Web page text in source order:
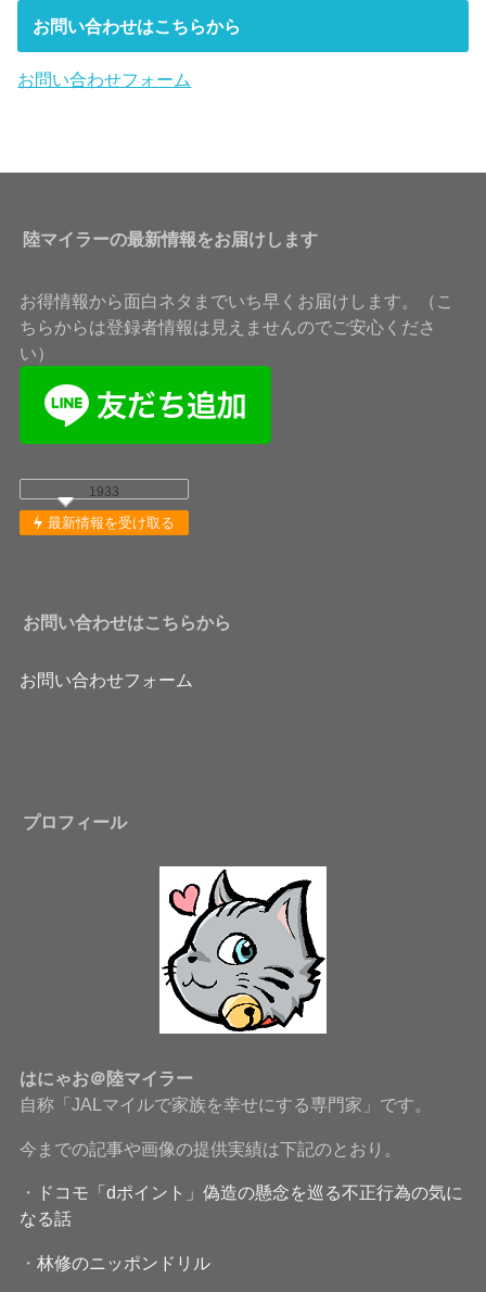
お問い合わせはこちらから
お問い合わせフォーム
陸マイラーの最新情報をお届けします
お得情報から面白ネタまでいち早くお届けします。（こ
ちらからは登録者情報は見えませんのでご安心くださ
い）
1933
最新情報を受け取る
お問い合わせはこちらから
お問い合わせフォーム
プロフィール
はにゃお＠陸マイラー
自称「JALマイルで家族を幸せにする専門家」です。
今までの記事や画像の提供実績は下記のとおり。
・
ドコモ「dポイント」偽造の懸念を巡る不正行為の気に
なる話
・ 林修のニッポンドリル